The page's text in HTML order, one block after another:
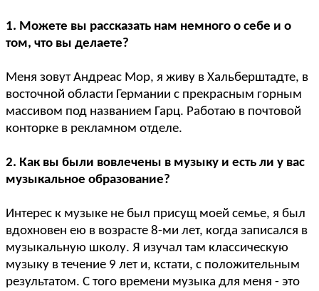
1. Можете вы рассказать нам немного о себе и о
том, что вы делаете?
Меня зовут Андреас Мор, я живу в Хальберштадте, в
восточной области Германии с прекрасным горным
массивом под названием Гарц. Работаю в почтовой
конторке в рекламном отделе.
2. Как вы были вовлечены в музыку и есть ли у вас
музыкальное образование?
Интерес к музыке не был присущ моей семье, я был
вдохновен ею в возрасте 8-ми лет, когда записался в
музыкальную школу. Я изучал там классическую
музыку в течение 9 лет и, кстати, с положительным
результатом. С того времени музыка для меня - это